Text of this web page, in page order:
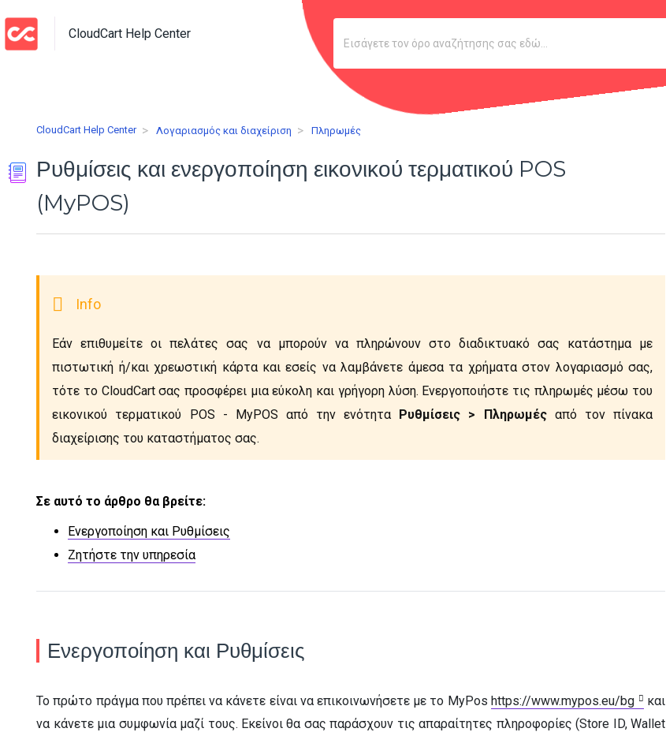
CloudCart Help Center
CloudCart Help Center Λογαριασμός και διαχείριση Πληρωμές
Ρυθμίσεις και ενεργοποίηση εικονικού τερματικού POS
(MyPOS)
Εάν επιθυμείτε οι πελάτες σας να μπορούν να πληρώνουν στο διαδικτυακό σας κατάστημα με
πιστωτική ή/και χρεωστική κάρτα και εσείς να λαμβάνετε άμεσα τα χρήματα στον λογαριασμό σας,
τότε το CloudCart σας προσφέρει μια εύκολη και γρήγορη λύση. Ενεργοποιήστε τις πληρωμές μέσω του
εικονικού τερματικού POS - MyPOS από την ενότητα Ρυθμίσεις > Πληρωμέςαπό τον πίνακα
διαχείρισης του καταστήματος σας.
Σε αυτό το άρθρο θα βρείτε:
Ενεργοποίηση και Ρυθμίσεις
Ζητήστε την υπηρεσία
Ενεργοποίηση και Ρυθμίσεις
Το πρώτο πράγμα που πρέπει να κάνετε είναι να επικοινωνήσετε με το MyPos https://www.mypos.eu/bg
και
να κάνετε μια συμφωνία μαζί τους. Εκείνοι θα σας παράσχουν τις απαραίτητες πληροφορίες (Store ID, Wallet